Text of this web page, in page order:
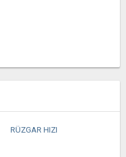
RÜZGAR HIZI